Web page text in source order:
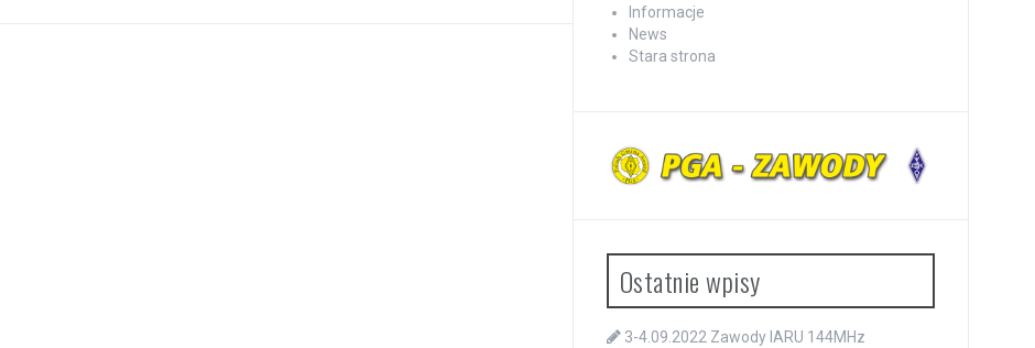
Informacje
News
Stara strona
Ostatnie wpisy
3-4.09.2022 Zawody IARU 144MHz